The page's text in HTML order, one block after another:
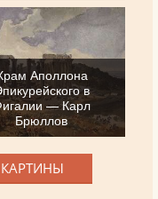
Аполлона
в
— Карл
Брюллов